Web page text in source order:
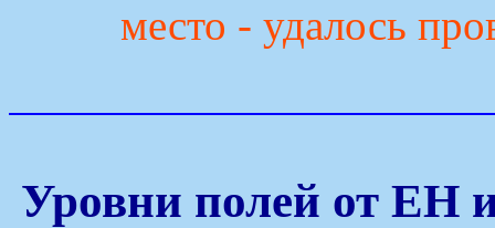
место - удалось
Уровни полей от ЕН